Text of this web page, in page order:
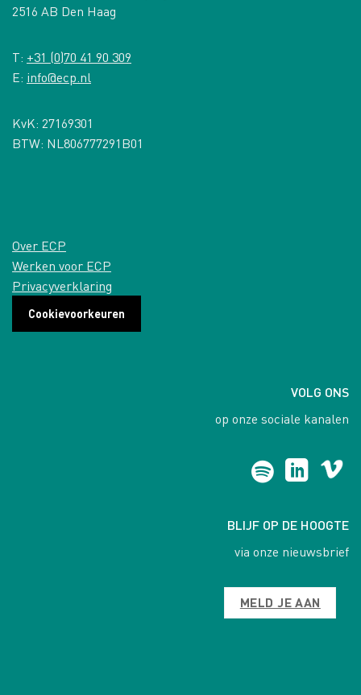
2516 AB Den Haag
T: +31 (0)70 41 90 309
E: info@ecp.nl
KvK: 27169301
BTW: NL806777291B01
Over ECP
Werken voor ECP
Privacyverklaring
Cookievoorkeuren
VOLG ONS
op onze sociale kanalen
BLIJF OP DE HOOGTE
via onze nieuwsbrief
MELD JE AAN